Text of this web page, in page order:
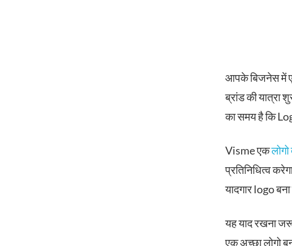
आपके बिजनेस में
ब्रांड की
का समय है कि
Visme एक
प्रतिनिधित्व
यादगार logo
यह याद रखना
एक अच्छा लोगो